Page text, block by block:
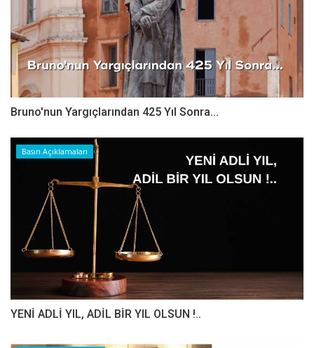
Bruno'nun Yargıçlarından 425 Yıl Sonra...
Basın Açıklamaları
YENİ ADLİ YIL, ADİL BİR YIL OLSUN !..